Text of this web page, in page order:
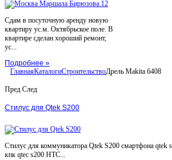
Сдам в посуточную аренду новую
квартиру ус.м. Октябрьское поле. В
квартире сделан хороший ремонт,
ус...
Подробнее »
ГлавнаяКаталогиСтроительствоДрель Makita 6408
Пред След
Стилус для Qtek S200
Стилус для коммуникатора Qtek S200 смартфона qtek
кпк qtec s200 HTC...